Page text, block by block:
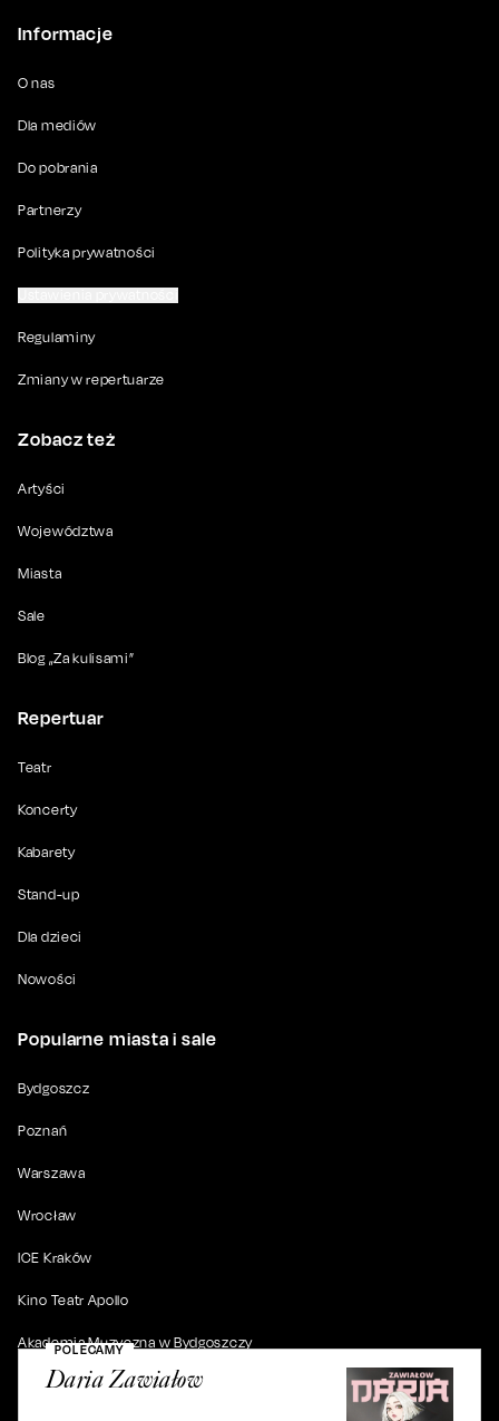
POLECAMY
Daria Zawiałow
Informacje
O nas
Dla mediów
Do pobrania
Partnerzy
Polityka prywatności
Regulaminy
Zmiany w repertuarze
Zobacz też
Artyści
Województwa
Miasta
Sale
Blog „Za kulisami”
Repertuar
Teatr
Koncerty
Kabarety
Stand-up
Dla dzieci
Nowości
Popularne miasta i sale
Bydgoszcz
Poznań
Warszawa
Wrocław
ICE Kraków
Kino Teatr Apollo
Akademia Muzyczna w Bydgoszczy